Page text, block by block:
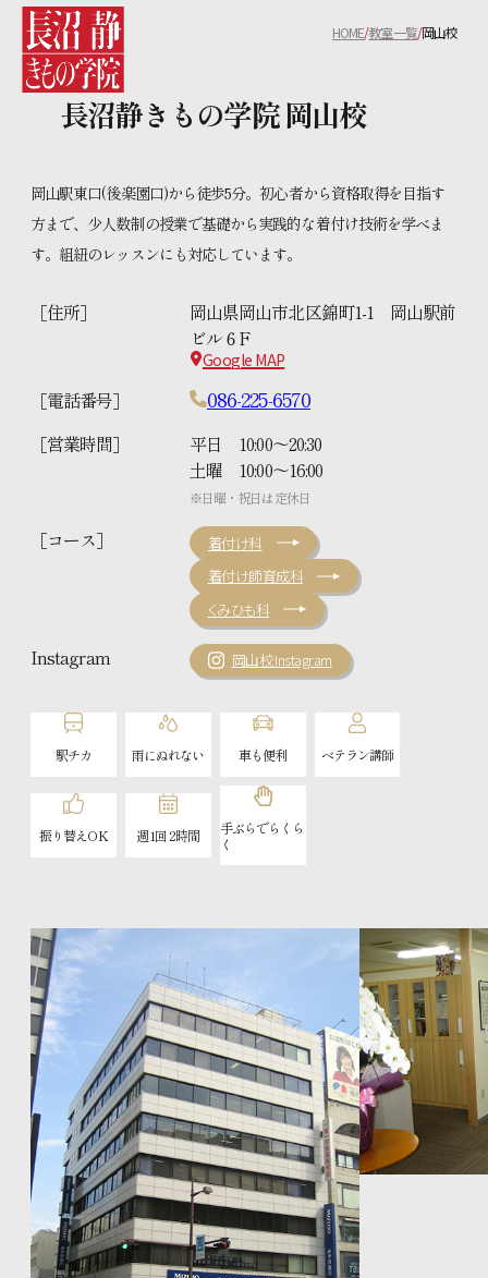
HOME 教室一覧 岡山校
長沼静きもの学院 岡山校
岡山駅東口(後楽園口)から徒歩5分。初心者から資格取得を目指す
方まで、少人数制の授業で基礎から実践的な着付け技術を学べま
す。組紐のレッスンにも対応しています。
［住所］
岡山県岡山市北区錦町1-1 岡山駅前
ビル６F
Google MAP
［電話番号］ 086-225-6570
［営業時間］
平日 10:00〜20:30
土曜 10:00〜16:00
※日曜・祝日は定休日
［コース］
着付け科
着付け師育成科
くみひも科
Instagram 岡山校 Instagram
駅チカ 雨にぬれない 車も便利 ベテラン講師
振り替えOK 週1回 2時間
手ぶらでらくら
く